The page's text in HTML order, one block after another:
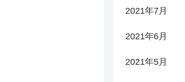
2021年7月
2021年6月
2021年5月